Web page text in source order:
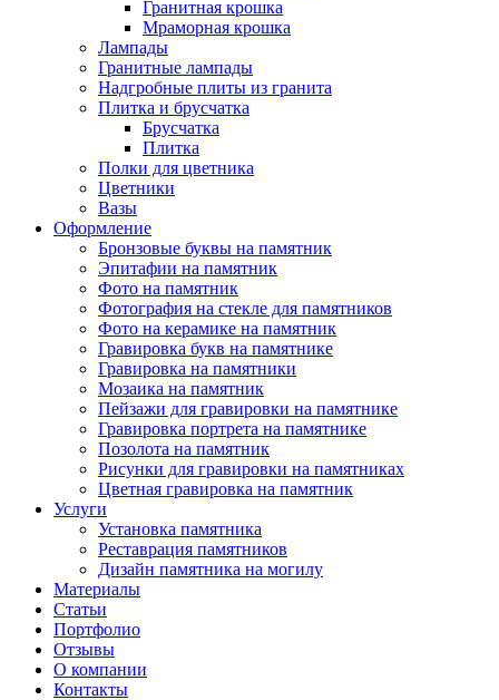
Гранитная крошка
Мраморная крошка
Лампады
Гранитные лампады
Надгробные плиты из гранита
Плитка и брусчатка
Брусчатка
Плитка
Полки для цветника
Цветники
Вазы
Оформление
Бронзовые буквы на памятник
Эпитафии на памятник
Фото на памятник
Фотография на стекле для памятников
Фото на керамике на памятник
Гравировка букв на памятнике
Гравировка на памятники
Мозаика на памятник
Пейзажи для гравировки на памятнике
Гравировка портрета на памятнике
Позолота на памятник
Рисунки для гравировки на памятниках
Цветная гравировка на памятник
Услуги
Установка памятника
Реставрация памятников
Дизайн памятника на могилу
Материалы
Статьи
Портфолио
Отзывы
О компании
Контакты